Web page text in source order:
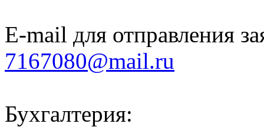
E-mail для отправления
7167080@mail.ru
Бухгалтерия: